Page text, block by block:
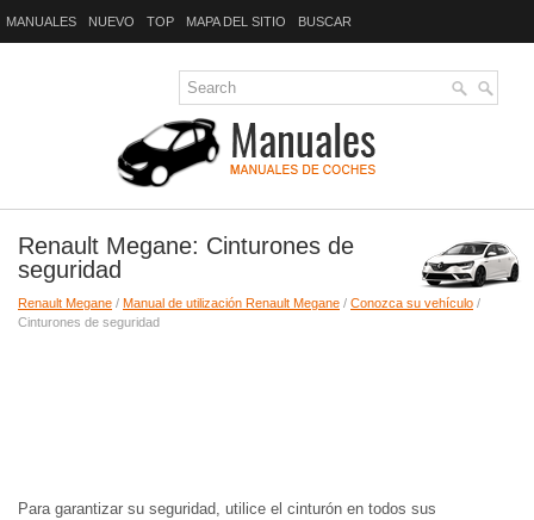
MANUALES NUEVO TOP MAPA DEL SITIO BUSCAR
Renault Megane: Cinturones de
seguridad
Renault Megane / Manual de utilización Renault Megane / Conozca su vehículo /
Cinturones de seguridad
Para garantizar su seguridad, utilice el cinturón en todos sus